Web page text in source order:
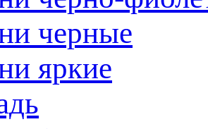
черные
яркие